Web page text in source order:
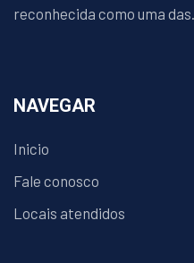
reconhecida como uma das...
NAVEGAR
Inicio
Fale conosco
Locais atendidos